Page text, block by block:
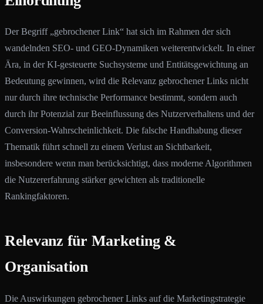
Der Begriff „gebrochener Link“ hat sich im Rahmen der sich
wandelnden SEO- und GEO-Dynamiken weiterentwickelt. In einer
Ära, in der KI-gesteuerte Suchsysteme und Entitätsgewichtung an
Bedeutung gewinnen, wird die Relevanz gebrochener Links nicht
nur durch ihre technische Performance bestimmt, sondern auch
durch ihr Potenzial zur Beeinflussung des Nutzerverhaltens und der
Conversion-Wahrscheinlichkeit. Die falsche Handhabung dieser
Thematik führt schnell zu einem Verlust an Sichtbarkeit,
insbesondere wenn man berücksichtigt, dass moderne Algorithmen
die Nutzererfahrung stärker gewichten als traditionelle
Rankingfaktoren.
Relevanz für Marketing &
Organisation
Die Auswirkungen gebrochener Links auf die Marketingstrategie